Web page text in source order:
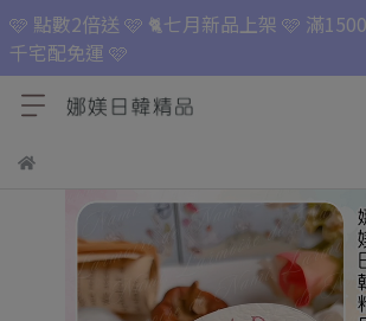
🩷 點數2倍送 🩷 🐈七月新品上架 🩷 滿
千宅配免運 🩷